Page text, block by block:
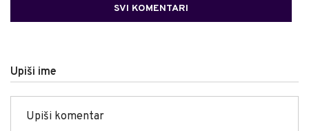
SVI KOMENTARI
Upiši ime